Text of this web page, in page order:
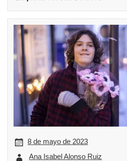
8 de mayo de 2023
Ana Isabel Alonso Ruiz